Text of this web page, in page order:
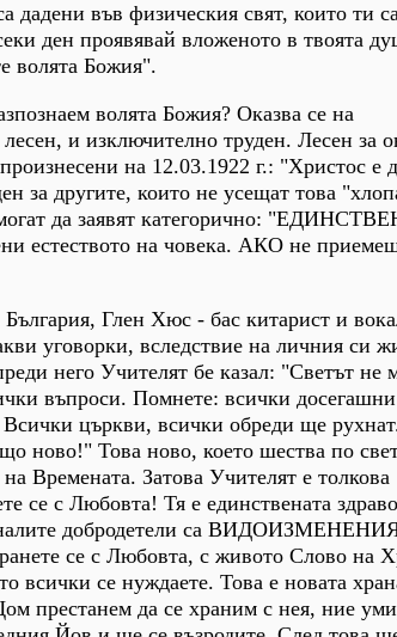
дадени във физическия свят, които ти
ден проявявай вложеното в твоята
волята Божия".
волята Божия? Оказва се на
и изключително труден. Лесен за
на 12.03.1922 г.: "Христос е
за другите, които не усещат това
да заявят категорично:
естеството на човека. АКО не
Глен Хюс - бас китарист и
уговорки, вследствие на личния си
него Учителят бе казал: "Светът не
въпроси. Помнете: всички
църкви, всички обреди ще
ново!" Това ново, което шества по
Времената. Затова Учителят е толкова
се с Любовта! Тя е единствената
добродетели са
се с Любовта, с живото Слово на
всички се нуждаете. Това е новата
престанем да се храним с нея, ние